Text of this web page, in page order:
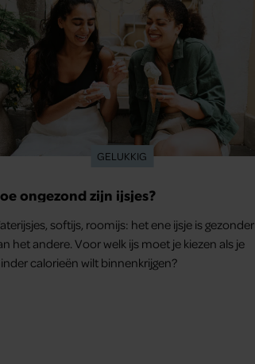
GELUKKIG
ongezond zijn ijsjes?
softijs, roomijs: het ene ijsje is gezonder
het andere. Voor welk ijs moet je kiezen als je
calorieën wilt binnenkrijgen?